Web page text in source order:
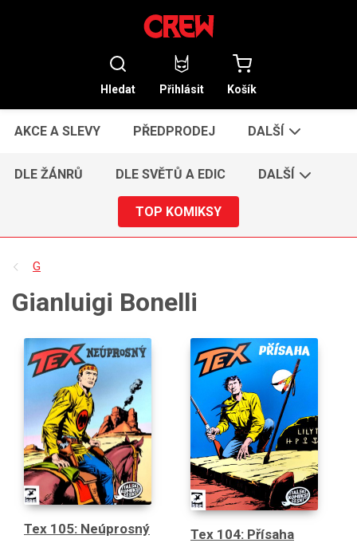
Hledat Přihlásit Košík
AKCE A SLEVY PŘEDPRODEJ DALŠÍ
DLE ŽÁNRŮ DLE SVĚTŮ A EDIC DALŠÍ
TOP KOMIKSY
G
Gianluigi Bonelli
Tex 105: Neúprosný Tex 104: Přísaha